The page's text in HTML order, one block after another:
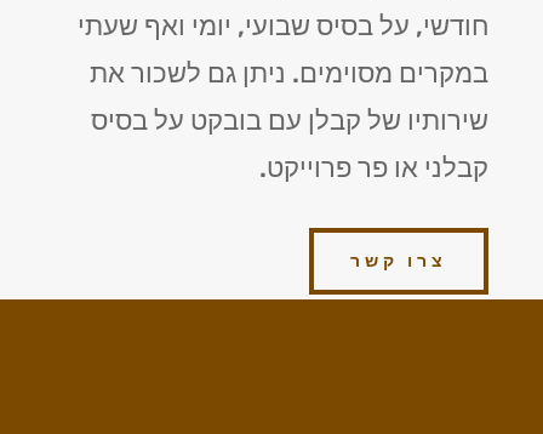
חודשי, על בסיס שבועי, יומי ואף שעתי
במקרים מסוימים. ניתן גם לשכור את
שירותיו של קבלן עם בובקט על בסיס
קבלני או פר פרוייקט.
צרו קשר